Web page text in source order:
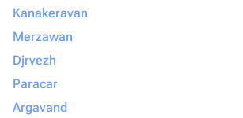
Kanakeravan
Merzawan
Djrvezh
Paracar
Argavand